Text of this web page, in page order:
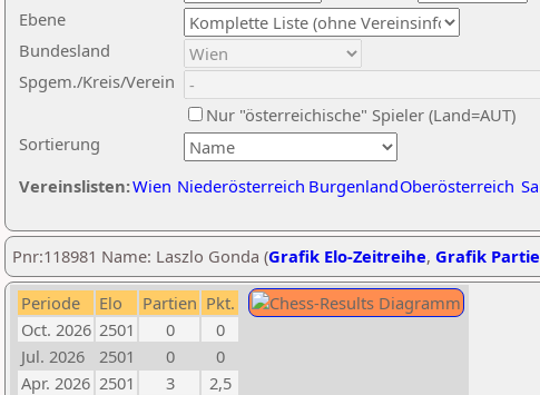
Ebene
Sortierung
Bundesland
Spgem./Kreis/Verein
Nur "österreichische" Spieler (Land=AUT)
Vereinslisten:Wien Niederösterreich BurgenlandOberösterreich
Pnr:118981 Name: Laszlo Gonda (Grafik Elo-Zeitreihe, Grafik
Periode Elo Partien Pkt.
Oct. 2026 2501 0
0
Jul. 2026
2501 0
0
Apr. 2026 2501 3
2,5